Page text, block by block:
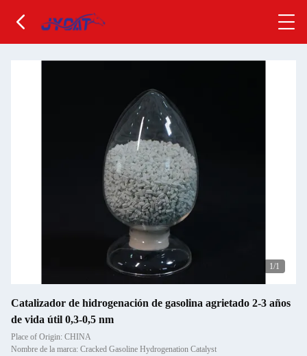
1/1
Catalizador de hidrogenación de gasolina agrietado 2-3 años
de vida útil 0,3-0,5 nm
Place of Origin: CHINA
Nombre de la marca: Cracked Gasoline Hydrogenation Catalyst